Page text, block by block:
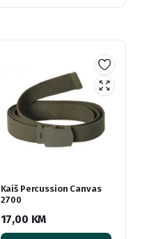
Kaiš Percussion Canvas
2700
17,00 KM